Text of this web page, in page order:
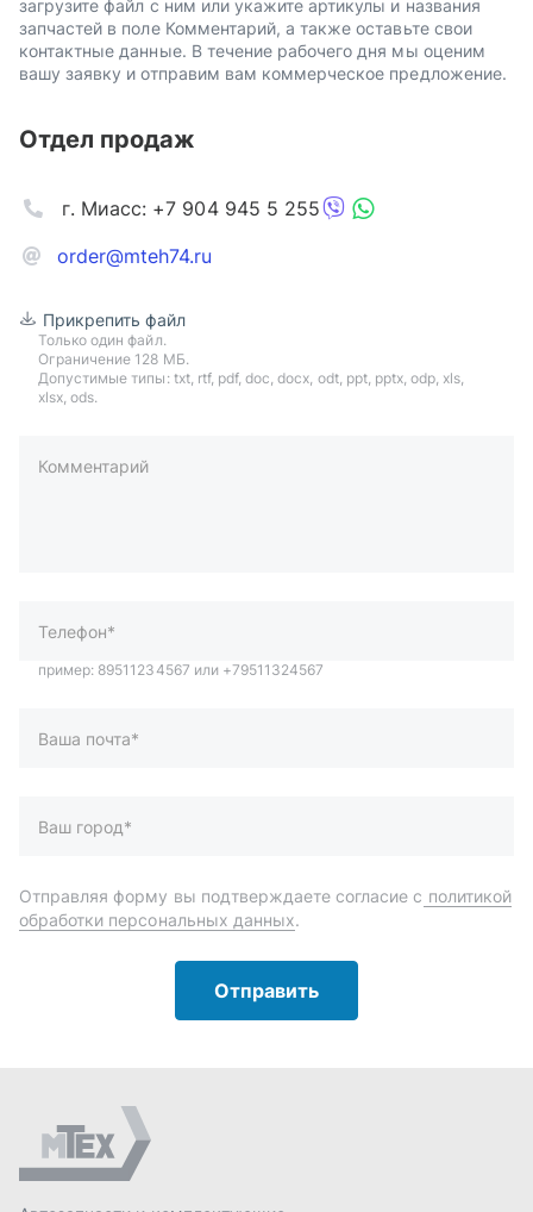
загрузите файл с ним или укажите артикулы и названия
запчастей в поле Комментарий, а также оставьте свои
контактные данные. В течение рабочего дня мы оценим
вашу заявку и отправим вам коммерческое предложение.
Отдел продаж
order@mteh74.ru
г. Миасс: +7 904 945 5 255
Прикрепить файл
Только один файл.
Ограничение 128 МБ.
Допустимые типы: txt, rtf, pdf, doc, docx, odt, ppt, pptx, odp, xls,
xlsx, ods.
Комментарий
пример: 89511234567 или +79511324567
Отправить
Автозапчасти и комплектующие
Масла и автохимия
Спецпредложения